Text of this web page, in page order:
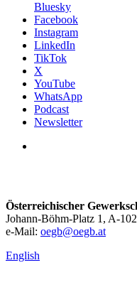
Bluesky
Facebook
Instagram
LinkedIn
TikTok
X
YouTube
WhatsApp
Podcast
Newsletter
Österreichischer
Johann-Böhm-Platz 1, A-
e-Mail: oegb@oegb.at
English